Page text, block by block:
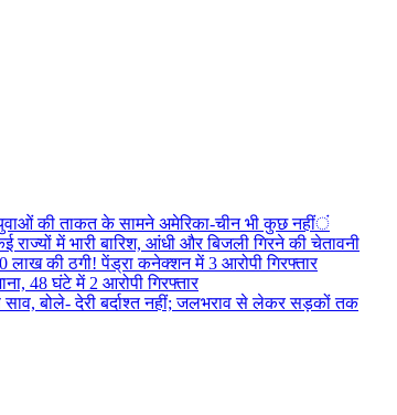
युवाओं की ताकत के सामने अमेरिका-चीन भी कुछ नहीं
में भारी बारिश, आंधी और बिजली गिरने की चेतावनी
की ठगी! पेंड्रा कनेक्शन में 3 आरोपी गिरफ्तार
48 घंटे में 2 आरोपी गिरफ्तार
बोले- देरी बर्दाश्त नहीं; जलभराव से लेकर सड़कों तक